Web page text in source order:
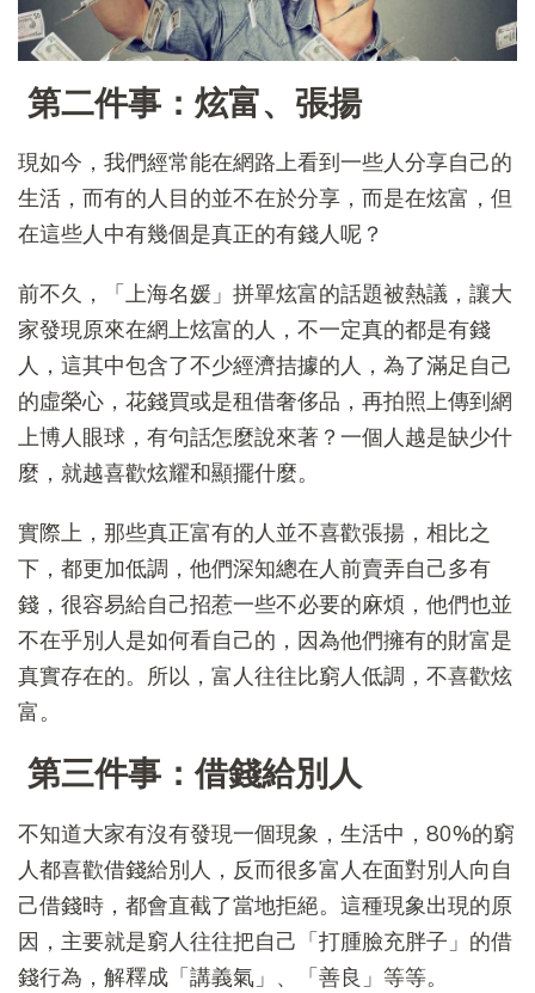
第二件事：炫富、張揚
現如今，我們經常能在網路上看到一些人分享自己的
生活，而有的人目的並不在於分享，而是在炫富，但
在這些人中有幾個是真正的有錢人呢？
前不久，「上海名媛」拼單炫富的話題被熱議，讓大
家發現原來在網上炫富的人，不一定真的都是有錢
人，這其中包含了不少經濟拮據的人，為了滿足自己
的虛榮心，花錢買或是租借奢侈品，再拍照上傳到網
上博人眼球，有句話怎麼說來著？一個人越是缺少什
麼，就越喜歡炫耀和顯擺什麼。
實際上，那些真正富有的人並不喜歡張揚，相比之
下，都更加低調，他們深知總在人前賣弄自己多有
錢，很容易給自己招惹一些不必要的麻煩，他們也並
不在乎別人是如何看自己的，因為他們擁有的財富是
真實存在的。所以，富人往往比窮人低調，不喜歡炫
富。
第三件事：借錢給別人
不知道大家有沒有發現一個現象，生活中，80%的窮
人都喜歡借錢給別人，反而很多富人在面對別人向自
己借錢時，都會直截了當地拒絕。這種現象出現的原
因，主要就是窮人往往把自己「打腫臉充胖子」的借
錢行為，解釋成「講義氣」、「善良」等等。